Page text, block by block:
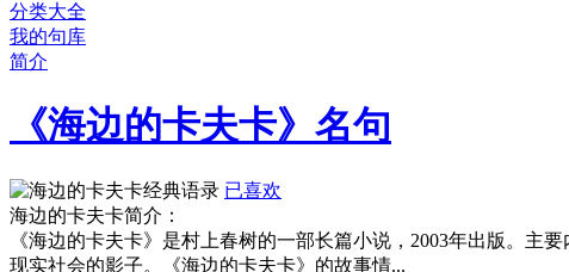
分类大全
我的句库
简介
《海边的卡夫卡》名句
已喜欢
海边的卡夫卡简介：
《海边的卡夫卡》是村上春树的一部长篇小说，2003年出版。主
现实社会的影子。《海边的卡夫卡》的故事情...